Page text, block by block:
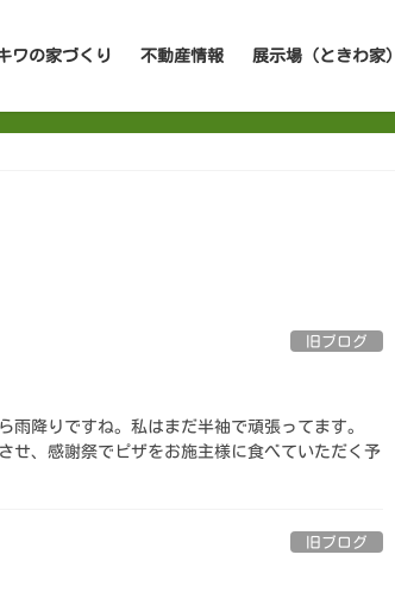
ワの家づくり 不動産情報 展示場（ときわ家）
旧ブログ
降りですね。私はまだ半袖で頑張ってます。
せ、感謝祭でピザをお施主様に食べていただく予
旧ブログ